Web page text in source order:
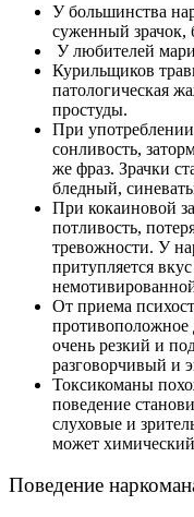
У большинства
суженный зрачок,
У любителей
Курильщиков
патологическая
простуды.
При
сонливость,
же фраз. Зрачки
бледный,
При кокаиновой
потливость,
тревожности. У
притупляется
От приема
противоположное
очень резкий и
разговорчивый и
Токсикоманы
поведение
слуховые и
может
Поведение